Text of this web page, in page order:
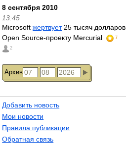
8 сентября 2010
13:45
Microsoftжертвует25 тысяч долларов
Open Source-проекту Mercurial
7
2
Архив
Добавить новость
Мои новости
Правила публикации
Обратная связь